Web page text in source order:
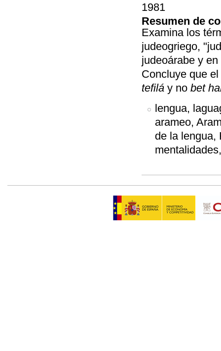
1981
Resumen de
Examina los
judeogriego,
judeoárabe y
Concluye que
tefilá y no bet
lengua,
arameo,
de la lengua,